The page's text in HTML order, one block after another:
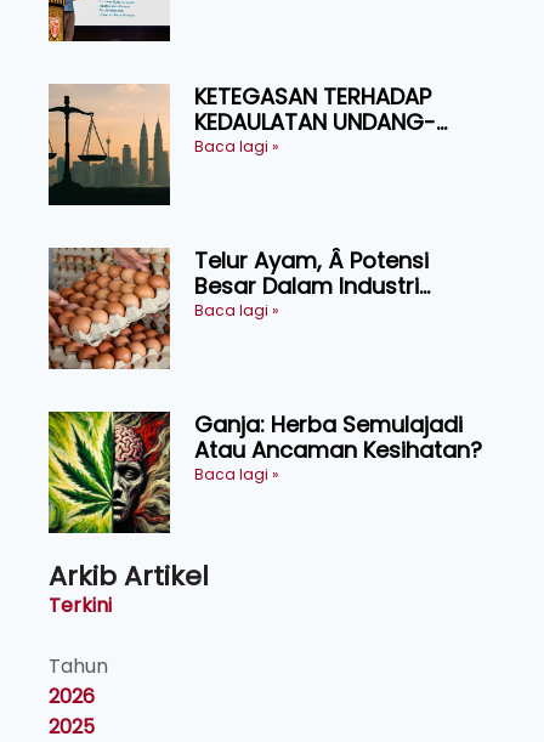
KETEGASAN TERHADAP
KEDAULATAN UNDANG-
UNDANG ASAS KEPADA
Baca lagi »
Telur Ayam, Â Potensi
Besar Dalam Industri
Makanan, Kosmetik dan
Baca lagi »
Ganja: Herba Semulajadi
Atau Ancaman Kesihatan?
Baca lagi »
Arkib Artikel
Terkini
Tahun
2026
2025